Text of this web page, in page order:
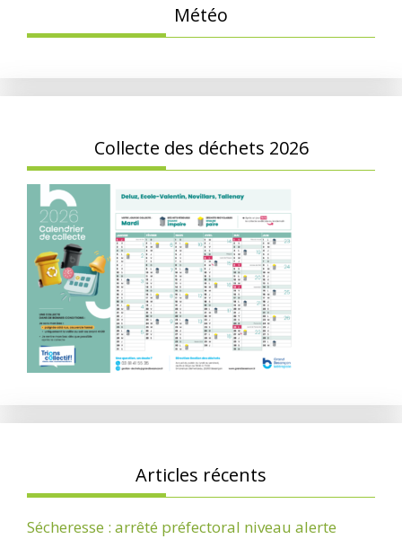
Météo
Collecte des déchets 2026
Articles récents
Sécheresse : arrêté préfectoral niveau alerte